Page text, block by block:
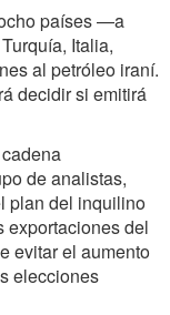
países —a
Italia,
al petróleo iraní.
decidir si emitirá
de analistas,
plan del inquilino
exportaciones del
evitar el aumento
elecciones